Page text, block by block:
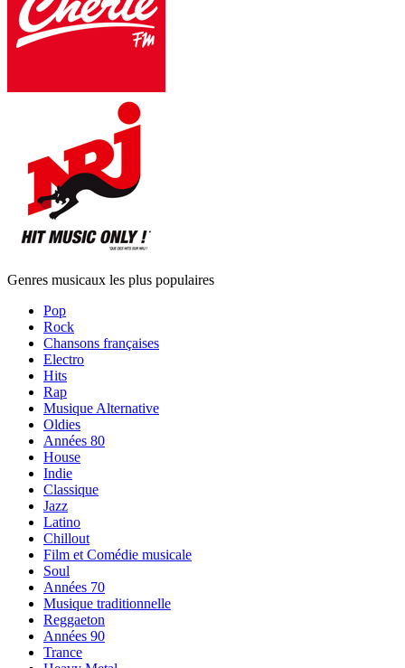
Genres musicaux les plus populaires
Pop
Rock
Chansons françaises
Electro
Hits
Rap
Musique Alternative
Oldies
Années 80
House
Indie
Classique
Jazz
Latino
Chillout
Film et Comédie musicale
Soul
Années 70
Musique traditionnelle
Reggaeton
Années 90
Trance